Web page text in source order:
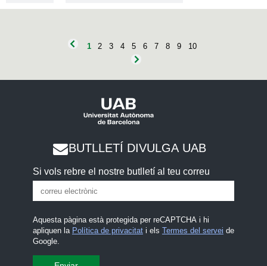
1 2 3 4 5 6 7 8 9 10
BUTLLETÍ DIVULGA UAB
Si vols rebre el nostre butlletí al teu correu
Aquesta pàgina està protegida per reCAPTCHA i hi
apliquen la Política de privacitati els Termes del servei de
Google.